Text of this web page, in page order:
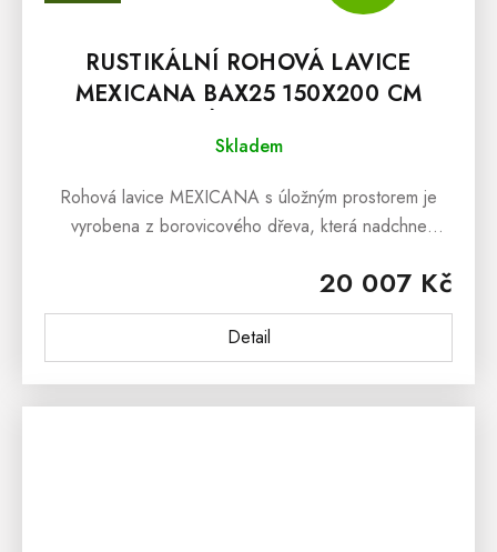
RUSTIKÁLNÍ ROHOVÁ LAVICE
MEXICANA BAX25 150X200 CM
Skladem
20 007 Kč
Detail
Rohová lavice MEXICANA s úložným prostorem je
vyrobena z borovicového dřeva, která nadchne
vsází na kvalitní dřevěný...